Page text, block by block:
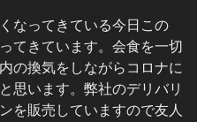
なってきている今日この
てきています。会食を一切
の換気をしながらコロナに
思います。弊社のデリバリ
を販売していますので友人